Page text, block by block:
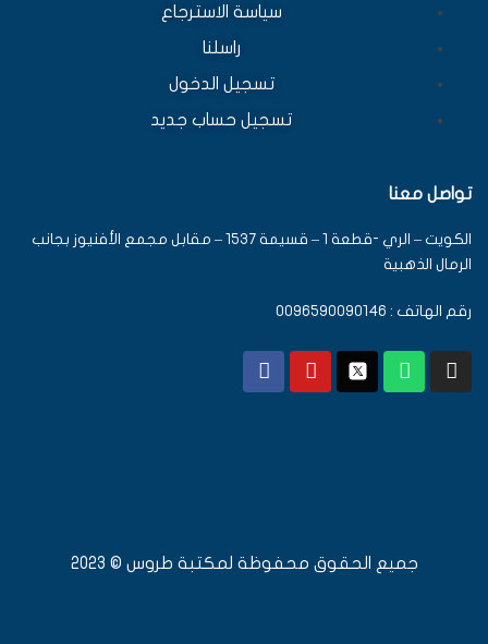
سياسة الاسترجاع
راسلنا
تسجيل الدخول
تسجيل حساب جديد
تواصل معنا
الكويت – الري -قطعة 1 – قسيمة 1537 – مقابل مجمع الأفنيوز بجانب
الرمال الذهبية
رقم الهاتف : 0096590090146
جميع الحقوق محفوظة لمكتبة طروس © 2023